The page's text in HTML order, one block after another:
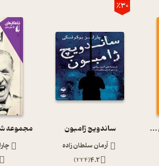
حکایت هایی از دیوانگی های روزمره
٪30
ساندویچ ژامبون
آرمان سلطان زاده
4.2
(
224
)